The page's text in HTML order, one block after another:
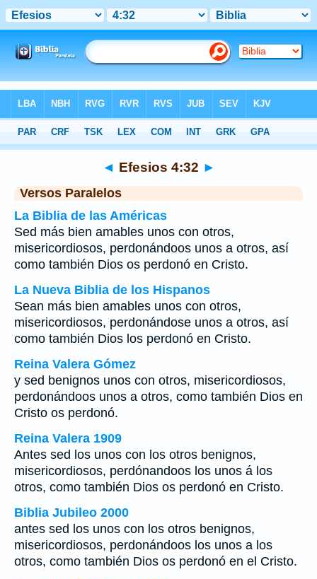
>Efesios Capítulo 4 > Verso 32
◄ Efesios 4:32 ►
Versos Paralelos
La Biblia de las Américas
Sed más bien amables unos con otros,
misericordiosos, perdonándoos unos a otros, así
como también Dios os perdonó en Cristo.
La Nueva Biblia de los Hispanos
Sean más bien amables unos con otros,
misericordiosos, perdonándose unos a otros, así
como también Dios los perdonó en Cristo.
Reina Valera Gómez
y sed benignos unos con otros, misericordiosos,
perdonándoos unos a otros, como también Dios en
Cristo os perdonó.
Reina Valera 1909
Antes sed los unos con los otros benignos,
misericordiosos, perdónandoos los unos á los
otros, como también Dios os perdonó en Cristo.
Biblia Jubileo 2000
antes sed los unos con los otros benignos,
misericordiosos, perdonándoos los unos a los
otros, como también Dios os perdonó en el Cristo.